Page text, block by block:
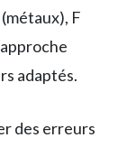
F
adaptés.
des erreurs